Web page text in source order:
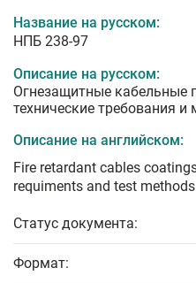
Название на русском:
НПБ 238-97
Описание на русском:
Огнезащитные кабельные
технические требования
Описание на английском:
Fire retardant cables
requiments and test methods
Статус документа:
Формат: